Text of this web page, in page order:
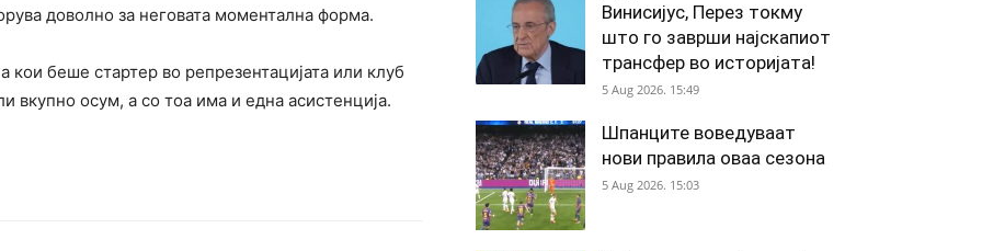
доволно за неговата моментална форма.
беше стартер во репрезентацијата или клуб
вкупно осум, а со тоа има и една асистенција.
Винисијус, Перез токму
што го заврши најскапиот
трансфер во историјата!
5 Aug 2026. 15:49
Шпанците воведуваат
нови правила оваа сезона
5 Aug 2026. 15:03